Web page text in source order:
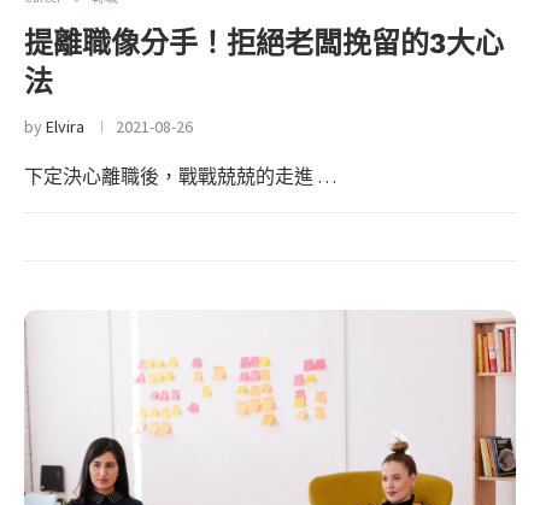
提離職像分手！拒絕老闆挽留的3大心
法
byElvira 2021-08-26
下定決心離職後，戰戰兢兢的走進 …